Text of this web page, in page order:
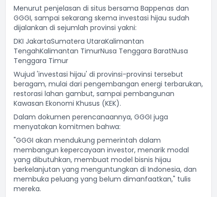
Menurut penjelasan di situs bersama Bappenas dan
GGGI, sampai sekarang skema investasi hijau sudah
dijalankan di sejumlah provinsi yakni:
DKI JakartaSumatera UtaraKalimantan
TengahKalimantan TimurNusa Tenggara BaratNusa
Tenggara Timur
Wujud 'investasi hijau' di provinsi-provinsi tersebut
beragam, mulai dari pengembangan energi terbarukan,
restorasi lahan gambut, sampai pembangunan
Kawasan Ekonomi Khusus (KEK).
Dalam dokumen perencanaannya, GGGI juga
menyatakan komitmen bahwa:
"GGGI akan mendukung pemerintah dalam
membangun kepercayaan investor, menarik modal
yang dibutuhkan, membuat model bisnis hijau
berkelanjutan yang menguntungkan di Indonesia, dan
membuka peluang yang belum dimanfaatkan," tulis
mereka.